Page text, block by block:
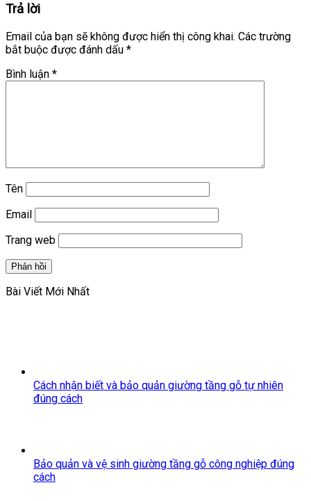
Trả lời
Email của bạn sẽ không được hiển thị công khai. Các trường
bắt buộc được đánh dấu *
Bình luận *
Tên
Email
Trang web
Bài Viết Mới Nhất
Cách nhận biết và bảo quản giường tầng gỗ tự nhiên
đúng cách
Bảo quản và vệ sinh giường tầng gỗ công nghiệp đúng
cách